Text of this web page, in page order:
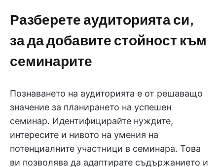
Разберете аудиторията си,
за да добавите стойност към
семинарите
Познаването на аудиторията е от решаващо
значение за планирането на успешен
семинар. Идентифицирайте нуждите,
интересите и нивото на умения на
потенциалните участници в семинара. Това
ви позволява да адаптирате съдържанието и